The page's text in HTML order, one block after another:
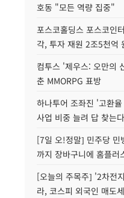
호동 "모든 역량 집중"
포스코홀딩스 포스코인
각, 투자 재원 2조5천억
컴투스 '제우스: 오만의
춘 MMORPG 표방
하나투어 조좌진 '고환
사업 비중 늘려 답 찾는다
[7일 오!정말] 민주당 민
까지 장바구니에 홈플러
[오늘의 주목주] '2차전
라, 코스피 외국인 매도